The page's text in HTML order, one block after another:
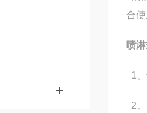
合
喷
1
2